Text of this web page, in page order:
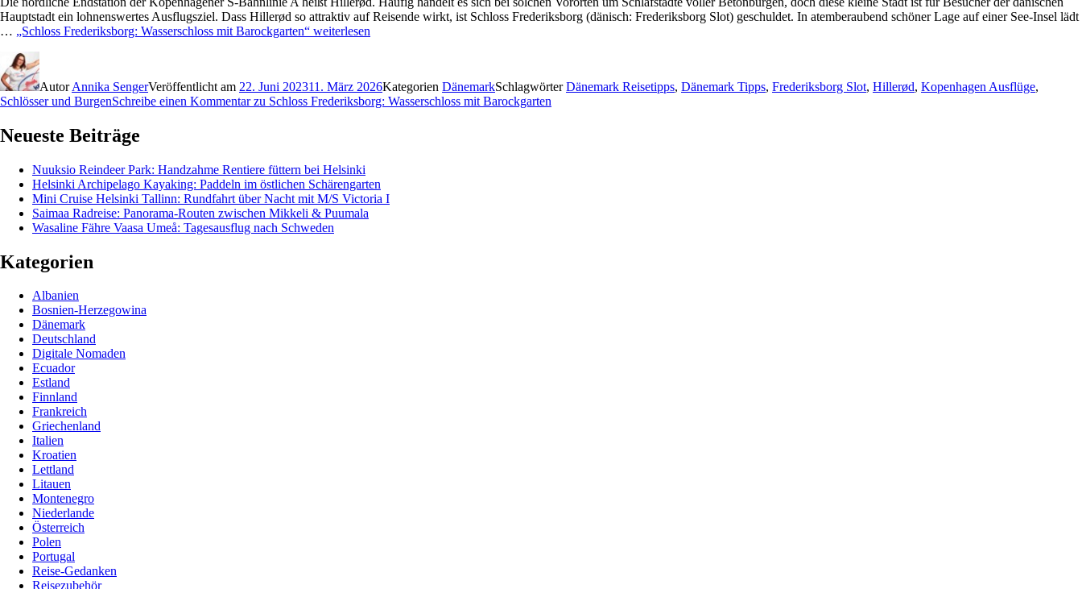
Hauptstadt ein lohnenswertes Ausflugsziel. Dass Hillerød so attraktiv auf Reisende wirkt, ist Schloss Frederiksborg (dänisch: Frederiksborg Slot) geschuldet. In atemberaubend schöner Lage auf einer See-Insel lädt
… „Schloss Frederiksborg: Wasserschloss mit Barockgarten“ weiterlesen
AutorAnnika SengerVeröffentlicht am 22. Juni 202311. März 2026Kategorien DänemarkSchlagwörterDänemark Reisetipps, Dänemark Tipps, Frederiksborg Slot, Hillerød, Kopenhagen Ausflüge,
Schlösser und BurgenSchreibe einen Kommentarzu Schloss Frederiksborg: Wasserschloss mit Barockgarten
Neueste Beiträge
Nuuksio Reindeer Park: Handzahme Rentiere füttern bei Helsinki
Helsinki Archipelago Kayaking: Paddeln im östlichen Schärengarten
Mini Cruise Helsinki Tallinn: Rundfahrt über Nacht mit M/S Victoria I
Saimaa Radreise: Panorama-Routen zwischen Mikkeli & Puumala
Wasaline Fähre Vaasa Umeå: Tagesausflug nach Schweden
Kategorien
Albanien
Bosnien-Herzegowina
Dänemark
Deutschland
Digitale Nomaden
Ecuador
Estland
Finnland
Frankreich
Griechenland
Italien
Kroatien
Lettland
Litauen
Montenegro
Niederlande
Österreich
Polen
Portugal
Reise-Gedanken
Reisezubehör